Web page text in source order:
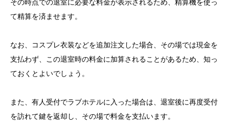
その時点での退室に必要な料金が表示されるため、精算機を使っ
て精算を済ませます。
なお、コスプレ衣装などを追加注文した場合、その場では現金を
支払わず、この退室時の料金に加算されることがあるため、知っ
ておくとよいでしょう。
また、有人受付でラブホテルに入った場合は、退室後に再度受付
を訪れて鍵を返却し、その場で料金を支払います。